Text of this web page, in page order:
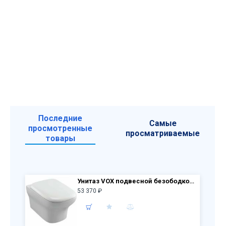
Последние
просмотренные
товары
Самые
просматриваемые
Унитаз VOX подвесной безободковый EDM102-00 + крышка м/л E20142-00
53 370 ₽